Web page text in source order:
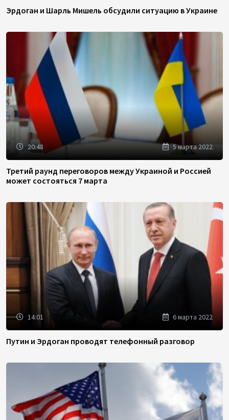
Эрдоган и Шарль Мишель обсудили ситуацию в Украине
20:48 5 марта 2022
Третий раунд переговоров между Украиной и Россией
может состояться 7 марта
14:01 6 марта 2022
Путин и Эрдоган проводят телефонный разговор